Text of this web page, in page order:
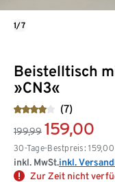
Beistelltisch
»CN3«
(7)
199,99 159,00
30-Tage-Bestpreis: 159,00
inkl. MwSt.inkl.
Zur Zeit nicht
1/7